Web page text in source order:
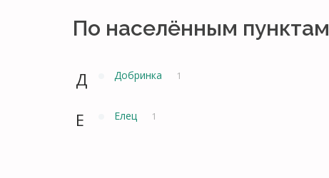
По населённым пунктам
Д Добринка 1
Е Елец 1